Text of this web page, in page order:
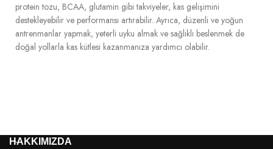
protein tozu, BCAA, glutamin gibi takviyeler, kas gelişimini
destekleyebilir ve performansı artırabilir. Ayrıca, düzenli ve yoğun
antrenmanlar yapmak, yeterli uyku almak ve sağlıklı beslenmek de
doğal yollarla kas kütlesi kazanmanıza yardımcı olabilir.
HAKKIMIZDA